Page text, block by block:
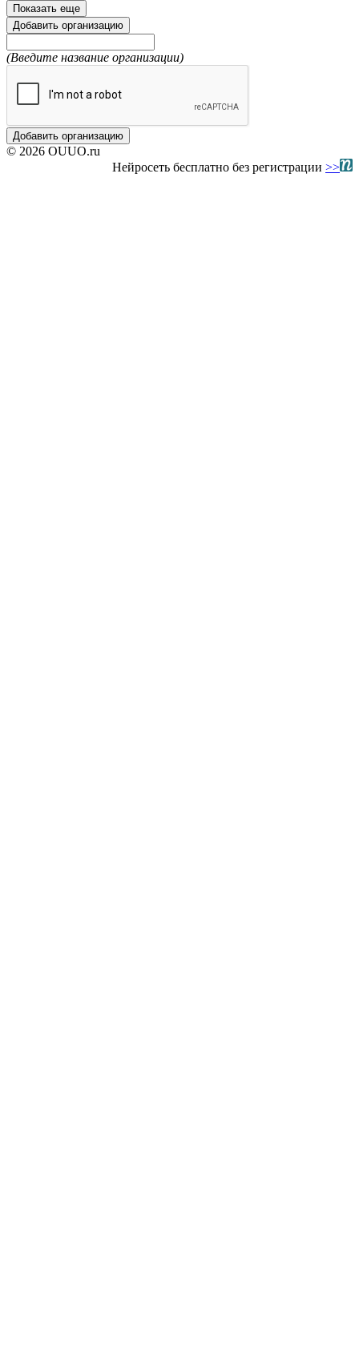
Показать еще
Добавить организацию
(Введите название организации)
Добавить организацию
© 2026 OUUO.ru
Нейросеть бесплатно без регистрации >>